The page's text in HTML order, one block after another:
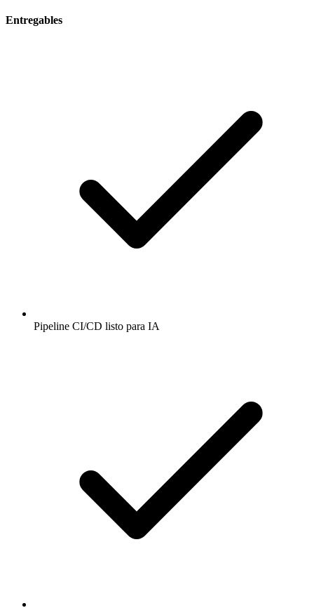
Entregables
Pipeline CI/CD listo para IA